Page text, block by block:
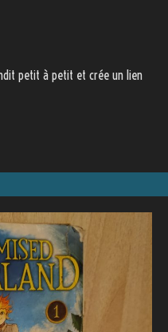
petit à petit et crée un lien